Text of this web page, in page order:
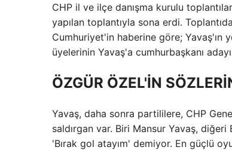
CHP il ve ilçe danışma kurulu
yapılan toplantıyla sona erdi.
Cumhuriyet'in haberine göre; Yavaş'ın
üyelerinin Yavaş'a cumhurbaşkanı
ÖZGÜR ÖZEL'İN
Yavaş, daha sonra partililere, CHP
saldırgan var. Biri Mansur Yavaş, diğeri
'Bırak gol atayım' demiyor. En güçlü